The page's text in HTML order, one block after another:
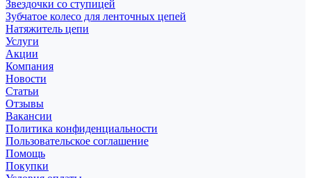
Звездочки со ступицей
Зубчатое колесо для ленточных цепей
Натяжитель цепи
Услуги
Акции
Компания
Новости
Статьи
Отзывы
Вакансии
Политика конфиденциальности
Пользовательское соглашение
Помощь
Покупки